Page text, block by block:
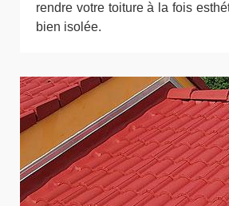
rendre votre toiture à la fois
bien isolée.